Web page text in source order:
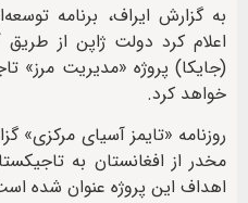
به گزارش ایراف، برنامه
اعلام کرد دولت ژاپن از
(جایکا) پروژه «مدیریت مرز»
خواهد کرد.
روزنامه «تایمز آسیای مرکزی»
مخدر از افغانستان به
اهداف این پروژه عنوان شده